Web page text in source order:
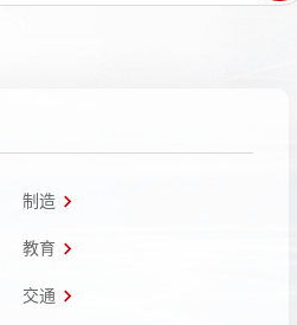
制造
教育
交通